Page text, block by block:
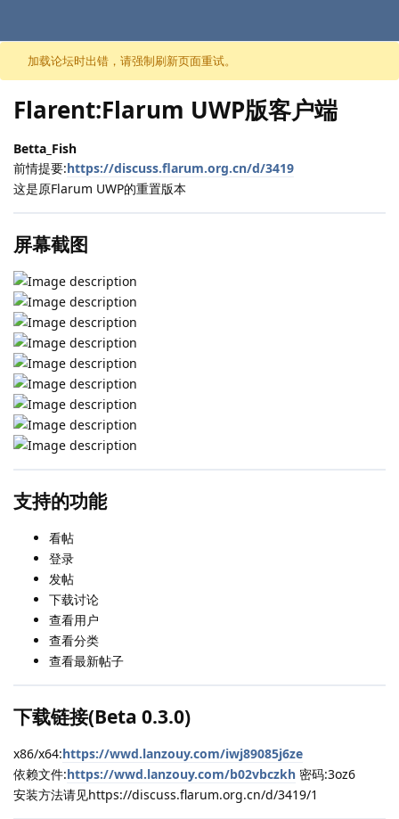
跳至内容
加载论坛时出错，请强制刷新页面重试。
Flarent:Flarum UWP版客户端
Betta_Fish
前情提要:https://discuss.flarum.org.cn/d/3419
这是原Flarum UWP的重置版本
屏幕截图
支持的功能
看帖
登录
发帖
下载讨论
查看用户
查看分类
查看最新帖子
下载链接(Beta 0.3.0)
x86/x64:https://wwd.lanzouy.com/iwj89085j6ze
依赖文件:https://wwd.lanzouy.com/b02vbczkh 密码:3oz6
安装方法请见https://discuss.flarum.org.cn/d/3419/1